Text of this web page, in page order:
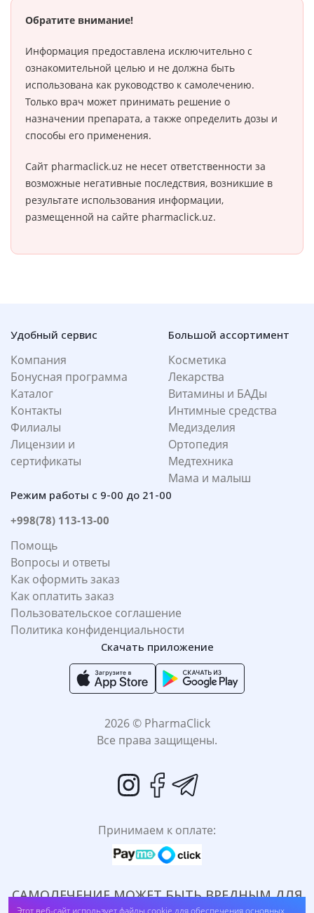
Этот веб-сайт использует файлы cookie для обеспечения основных
Обратите внимание!
Информация предоставлена исключительно с
ознакомительной целью и не должна быть
использована как руководство к самолечению.
Только врач может принимать решение о
назначении препарата, а также определить дозы и
способы его применения.
Сайт pharmaclick.uz не несет ответственности за
возможные негативные последствия, возникшие в
результате использования информации,
размещенной на сайте pharmaclick.uz.
Удобный сервис
Компания
Бонусная программа
Каталог
Контакты
Филиалы
Лицензии и
сертификаты
Большой ассортимент
Косметика
Лекарства
Витамины и БАДы
Интимные средства
Медизделия
Ортопедия
Медтехника
Мама и малыш
Режим работы с 9-00 до 21-00
+998(78) 113-13-00
Помощь
Вопросы и ответы
Как оформить заказ
Как оплатить заказ
Пользовательское соглашение
Политика конфиденциальности
Скачать приложение
2026 © PharmaClick
Все права защищены.
Принимаем к оплате:
САМОЛЕЧЕНИЕ МОЖЕТ БЫТЬ ВРЕДНЫМ ДЛЯ
ВАШЕГО ЗДОРОВЬЯ. ПЕРЕД ПРИМЕНЕНИЕМ